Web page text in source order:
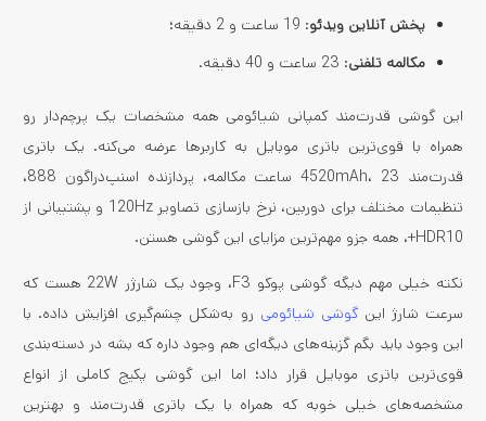
پخش آنلاین ویدئو: 19 ساعت و 2 دقیقه؛
مکالمه تلفنی: 23 ساعت و 40 دقیقه.
این گوشی قدرت‌مند کمپانی شیائومی همه مشخصات یک پرچم‌دار رو
همراه با قوی‌ترین باتری موبایل به کاربرها عرضه می‌کنه. یک باتری
قدرت‌مند 4520mAh، 23 ساعت مکالمه، پردازنده اسنپ‌دراگون 888،
تنظیمات مختلف برای دوربین، نرخ بازسازی تصاویر 120Hz و پشتیبانی از
HDR10+، همه جزو مهم‌ترین مزایای این گوشی هستن.
نکته خیلی مهم دیگه گوشی پوکو F3، وجود یک شارژر 22W هست که
سرعت شارژ اینگوشی شیائومی رو به‌شکل چشم‌گیری افزایش داده. با
این وجود باید بگم گزینه‌های دیگه‌ای هم وجود داره که بشه در دسته‌بندی
قوی‌ترین باتری موبایل قرار داد؛ اما این گوشی پکیج کاملی از انواع
مشخصه‌های خیلی خوبه که همراه با یک باتری قدرت‌مند و بهترین